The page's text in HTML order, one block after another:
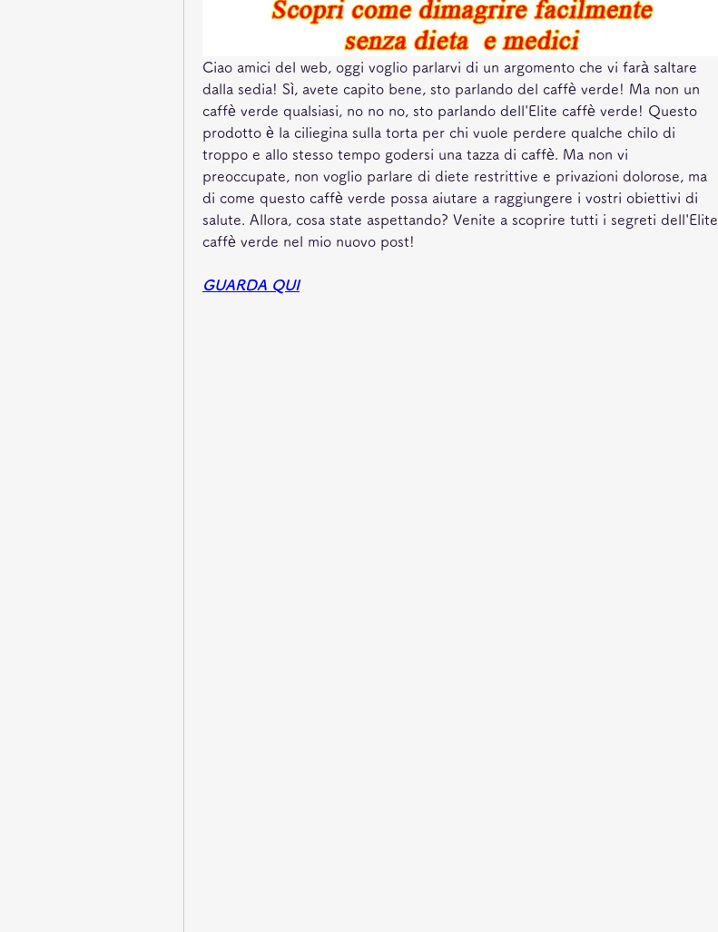
Ciao amici del web, oggi voglio parlarvi di un argomento che vi farà saltare
dalla sedia! Sì, avete capito bene, sto parlando del caffè verde! Ma non un
caffè verde qualsiasi, no no no, sto parlando dell'Elite caffè verde! Questo
prodotto è la ciliegina sulla torta per chi vuole perdere qualche chilo di
troppo e allo stesso tempo godersi una tazza di caffè. Ma non vi
preoccupate, non voglio parlare di diete restrittive e privazioni dolorose, ma
di come questo caffè verde possa aiutare a raggiungere i vostri obiettivi di
salute. Allora, cosa state aspettando? Venite a scoprire tutti i segreti dell'Elite
caffè verde nel mio nuovo post!
GUARDA QUI